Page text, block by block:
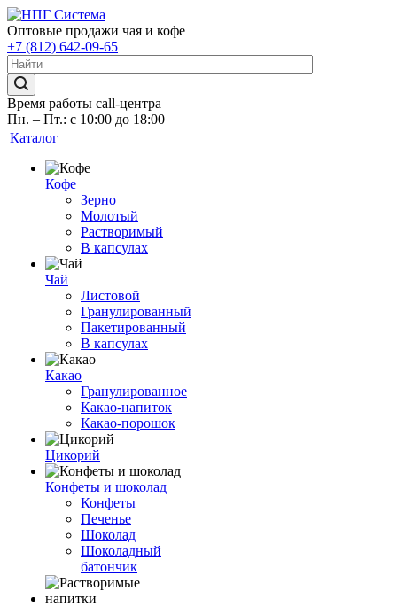
Оптовые продажи чая и кофе
+7 (812) 642-09-65
Время работы call-центра
Пн. – Пт.: с 10:00 до 18:00
Каталог
Кофе
Зерно
Молотый
Растворимый
В капсулах
Чай
Листовой
Гранулированный
Пакетированный
В капсулах
Какао
Гранулированное
Какао-напиток
Какао-порошок
Цикорий
Конфеты и шоколад
Конфеты
Печенье
Шоколад
Шоколадный
батончик